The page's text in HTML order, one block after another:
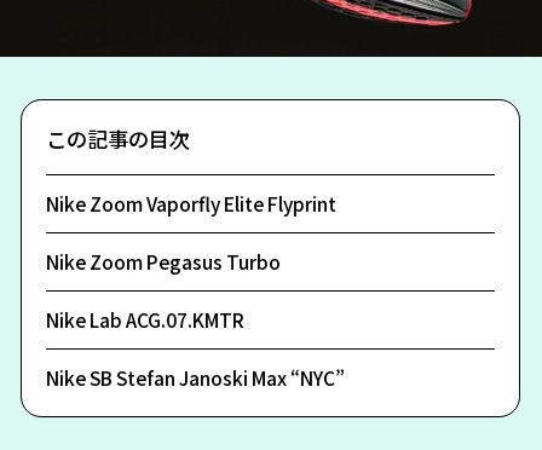
この記事の目次
Nike Zoom Vaporfly Elite Flyprint
Nike Zoom Pegasus Turbo
Nike Lab ACG.07.KMTR
Nike SB Stefan Janoski Max “NYC”